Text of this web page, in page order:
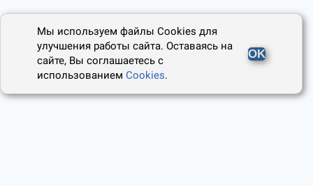
Мы используем файлы Cookies для
улучшения работы сайта. Оставаясь на
сайте, Вы соглашаетесь с
использованиемCookies.
OK